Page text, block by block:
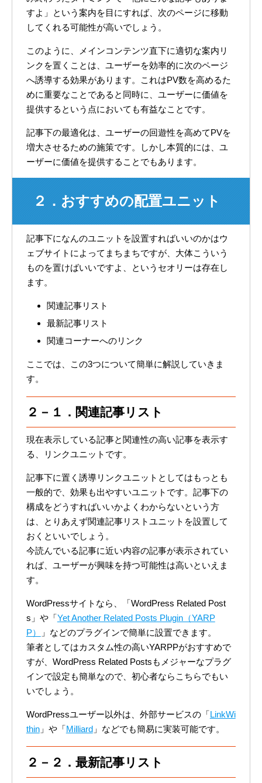
すよ」という案内を目にすれば、次のページに移動
してくれる可能性が高いでしょう。
このように、メインコンテンツ直下に適切な案内リ
ンクを置くことは、ユーザーを効率的に次のページ
へ誘導する効果があります。これはPV数を高めるた
めに重要なことであると同時に、ユーザーに価値を
提供するという点においても有益なことです。
記事下の最適化は、ユーザーの回遊性を高めてPVを
増大させるための施策です。しかし本質的には、ユ
ーザーに価値を提供することでもあります。
２．おすすめの配置ユニット
記事下になんのユニットを設置すればいいのかはウ
ェブサイトによってまちまちですが、大体こういう
ものを置けばいいですよ、というセオリーは存在し
ます。
関連記事リスト
最新記事リスト
関連コーナーへのリンク
ここでは、この3つについて簡単に解説していきま
す。
２－１．関連記事リスト
現在表示している記事と関連性の高い記事を表示す
る、リンクユニットです。
記事下に置く誘導リンクユニットとしてはもっとも
一般的で、効果も出やすいユニットです。記事下の
構成をどうすればいいかよくわからないという方
は、とりあえず関連記事リストユニットを設置して
おくといいでしょう。
今読んでいる記事に近い内容の記事が表示されてい
れば、ユーザーが興味を持つ可能性は高いといえま
す。
WordPressサイトなら、「WordPress Related Post
s」や「Yet Another Related Posts Plugin（YARP
P）
」などのプラグインで簡単に設置できます。
筆者としてはカスタム性の高いYARPPがおすすめで
すが、WordPress Related Postsもメジャーなプラグ
インで設定も簡単なので、初心者ならこちらでもい
いでしょう。
WordPressユーザー以外は、外部サービスの「LinkWi
thin」や「Milliard」などでも簡易に実装可能です。
２－２．最新記事リスト